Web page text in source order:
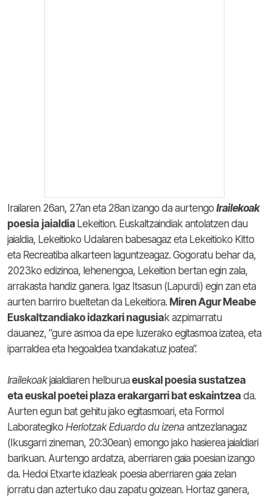
Irailaren 26an, 27an eta 28an izango da aurtengo Irailekoak
poesia jaialdia Lekeition. Euskaltzaindiak antolatzen dau
jaialdia, Lekeitioko Udalaren babesagaz eta Lekeitioko Kitto
eta Recreatiba alkarteen laguntzeagaz. Gogoratu behar da,
2023ko edizinoa, lehenengoa, Lekeition bertan egin zala,
arrakasta handiz ganera. Igaz Itsasun (Lapurdi) egin zan eta
aurten barriro bueltetan da Lekeitiora. Miren Agur Meabe
Euskaltzandiako idazkari nagusiak azpimarratu
dauanez, “gure asmoa da epe luzerako egitasmoa izatea, eta
iparraldea eta hegoaldea txandakatuz joatea”.
Irailekoakjaialdiaren helburua euskal poesia sustatzea
eta euskal poetei plaza erakargarri bat eskaintzea da.
Aurten egun bat gehitu jako egitasmoari, eta Formol
Laborategiko Heriotzak Eduardo du izena antzezlanagaz
(Ikusgarri zineman, 20:30ean) emongo jako hasierea jaialdiari
barikuan. Aurtengo ardatza, aberriaren gaia poesian izango
da. Hedoi Etxarte idazleak poesia aberriaren gaia zelan
jorratu dan aztertuko dau zapatu goizean. Hortaz ganera,